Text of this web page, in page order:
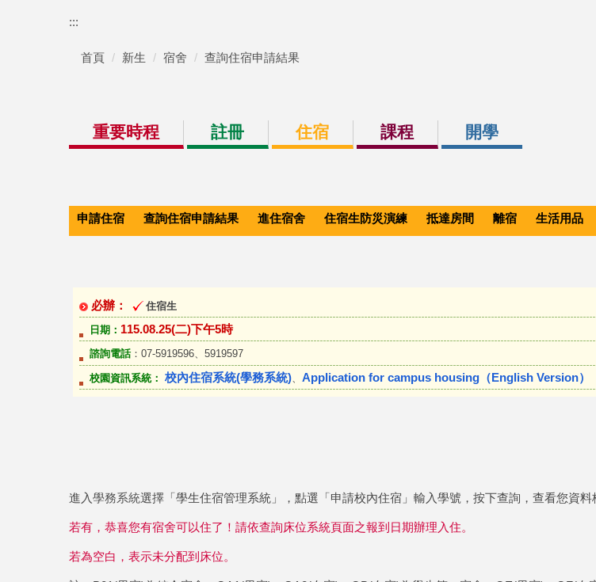
:::
首頁 新生 宿舍 查詢住宿申請結果
重要時程 註冊 住宿 課程 開學
申請住宿 查詢住宿申請結果 進住宿舍 住宿生防災演練 抵達房間 離宿 生活用品
必辦：
住宿生
日期： 115.08.25(二)下午5時
諮詢電話：07-5919596、5919597
校園資訊系統： 校內住宿系統(學務系統) Application for campus housing（English Version）
進入學務系統選擇「學生住宿管理系統」，點選「申請校內住宿」輸入學號，按下查詢，查看您資
若有，恭喜您有宿舍可以住了！請依查詢床位系統頁面之報到日期辦理入住。
若為空白，表示未分配到床位。